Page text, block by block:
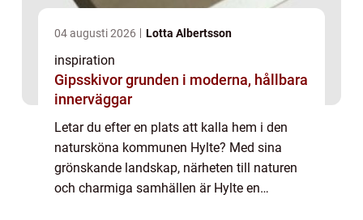
04 augusti 2026 Lotta Albertsson
inspiration
Gipsskivor grunden i moderna, hållbara
innerväggar
Letar du efter en plats att kalla hem i den
natursköna kommunen Hylte? Med sina
grönskande landskap, närheten till naturen
och charmiga samhällen är Hylte en